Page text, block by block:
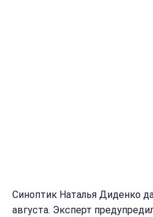
Синоптик Наталья Диденко
августа. Эксперт